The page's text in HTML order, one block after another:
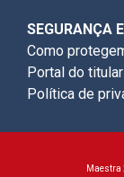
SEGURANÇA
Como
Portal do titular
Política de
Maestra